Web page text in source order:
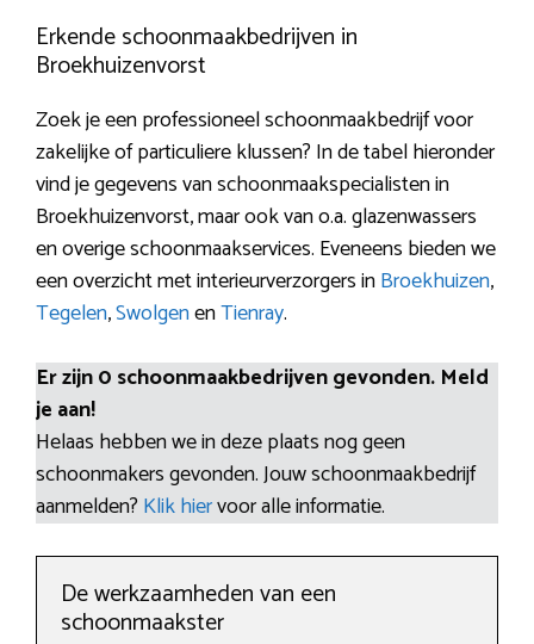
Erkende schoonmaakbedrijven in
Broekhuizenvorst
Zoek je een professioneel schoonmaakbedrijf voor
zakelijke of particuliere klussen? In de tabel hieronder
vind je gegevens van schoonmaakspecialisten in
Broekhuizenvorst, maar ook van o.a. glazenwassers
en overige schoonmaakservices. Eveneens bieden we
een overzicht met interieurverzorgers inBroekhuizen,
Tegelen,SwolgenenTienray.
Er zijn 0 schoonmaakbedrijven gevonden. Meld
je aan!
Helaas hebben we in deze plaats nog geen
schoonmakers gevonden. Jouw schoonmaakbedrijf
aanmelden? Klik hiervoor alle informatie.
De werkzaamheden van een
schoonmaakster